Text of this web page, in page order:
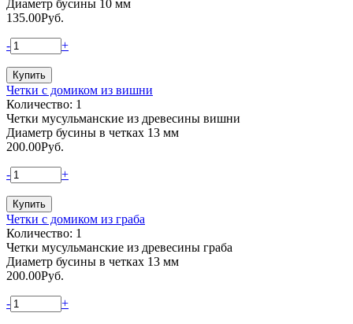
Диаметр бусины 10 мм
135.00Руб.
- +
Четки с домиком из вишни
Количество: 1
Четки мусульманские из древесины вишни
Диаметр бусины в четках 13 мм
200.00Руб.
- +
Четки с домиком из граба
Количество: 1
Четки мусульманские из древесины граба
Диаметр бусины в четках 13 мм
200.00Руб.
- +